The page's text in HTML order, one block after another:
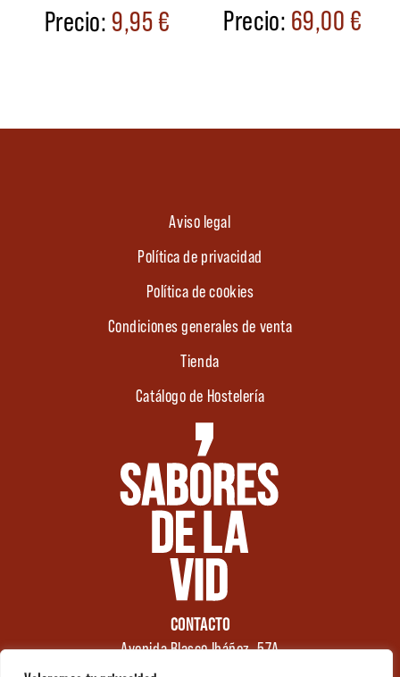
9,95€ 69,00€
Aviso legal
Política de privacidad
Política de cookies
Condiciones generales de venta
Tienda
Catálogo de Hostelería
CONTACTO
Avenida Blasco Ibáñez, 57A